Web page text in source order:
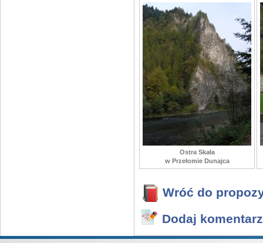
Ostra Skała
w Przełomie Dunajca
Wróć do
Dodaj komentarz